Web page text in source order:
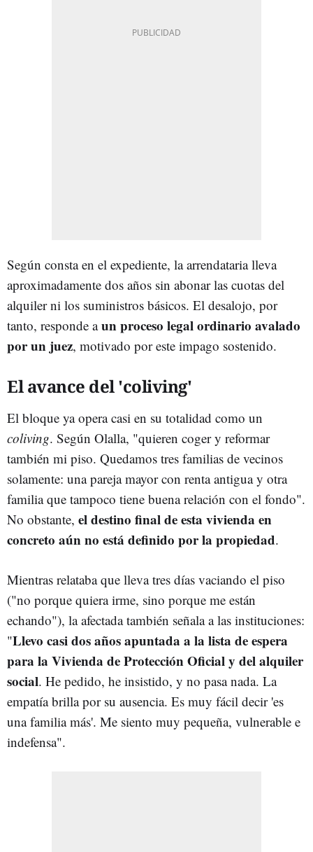
Según consta en el expediente, la arrendataria lleva
aproximadamente dos años sin abonar las cuotas del
alquiler ni los suministros básicos. El desalojo, por
tanto, responde aun proceso legal ordinario avalado
por un juez, motivado por este impago sostenido.
El avance del 'coliving'
El bloque ya opera casi en su totalidad como un
coliving. Según Olalla, "quieren coger y reformar
también mi piso. Quedamos tres familias de vecinos
solamente: una pareja mayor con renta antigua y otra
familia que tampoco tiene buena relación con el fondo".
No obstante, el destino final de esta vivienda en
concreto aún no está definido por la propiedad.
Mientras relataba que lleva tres días vaciando el piso
("no porque quiera irme, sino porque me están
echando"), la afectada también señala a las instituciones:
"Llevo casi dos años apuntada a la lista de espera
para la Vivienda de Protección Oficial y del alquiler
social. He pedido, he insistido, y no pasa nada. La
empatía brilla por su ausencia. Es muy fácil decir 'es
una familia más'. Me siento muy pequeña, vulnerable e
indefensa".